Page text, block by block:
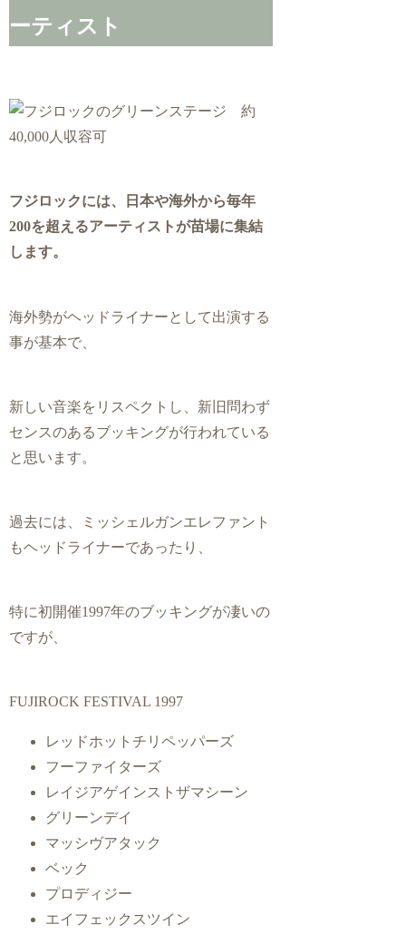
ーティスト
フジロックには、日本や海外から毎年
200を超えるアーティストが苗場に集結
します。
海外勢がヘッドライナーとして出演する
事が基本で、
新しい音楽をリスペクトし、新旧問わず
センスのあるブッキングが行われている
と思います。
過去には、ミッシェルガンエレファント
もヘッドライナーであったり、
特に初開催1997年のブッキングが凄いの
ですが、
FUJIROCK FESTIVAL 1997
レッドホットチリペッパーズ
フーファイターズ
レイジアゲインストザマシーン
グリーンデイ
マッシヴアタック
ベック
プロディジー
エイフェックスツイン